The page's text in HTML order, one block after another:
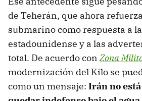
de Teherán, que ahora
submarino como respuesta a
estadounidense y a las
total. De acuerdo conZona
modernización del Kilo se
como un mensaje: Irán no